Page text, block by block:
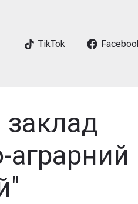
TikTok